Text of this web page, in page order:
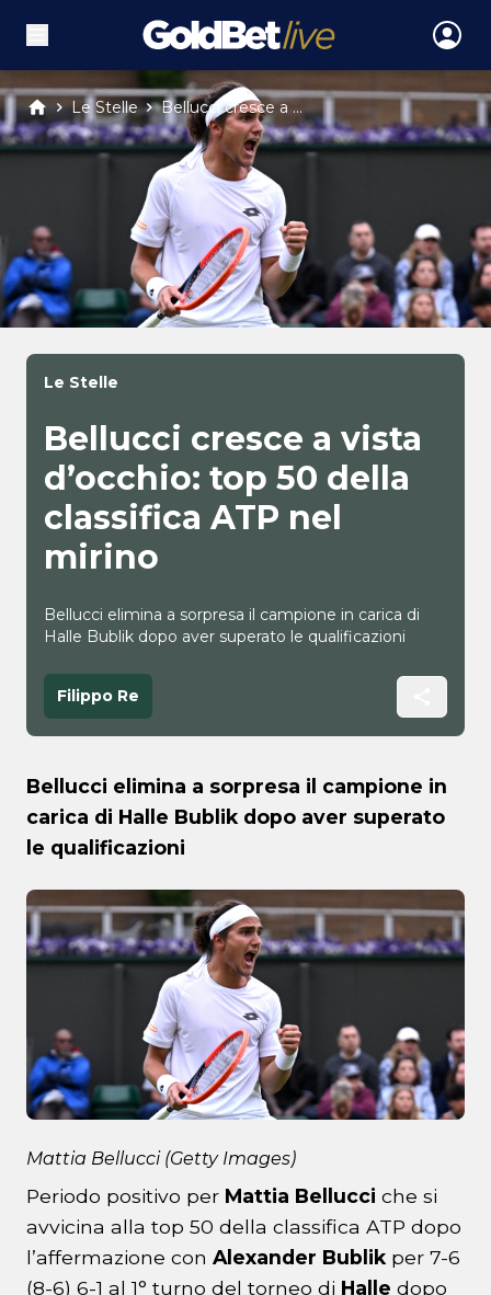
Le Stelle Bellucci cresce a ...
Le Stelle
Bellucci cresce a vista
d’occhio: top 50 della
classifica ATP nel
mirino
Bellucci elimina a sorpresa il campione in carica di
Halle Bublik dopo aver superato le qualificazioni
Filippo Re
Bellucci elimina a sorpresa il campione in
carica di Halle Bublik dopo aver superato
le qualificazioni
Mattia Bellucci (Getty Images)
Periodo positivo per Mattia Bellucci che si
avvicina alla top 50 della classifica ATP dopo
l’affermazione con Alexander Bublik per 7-6
(8-6) 6-1 al 1° turno del torneo di Halle dopo